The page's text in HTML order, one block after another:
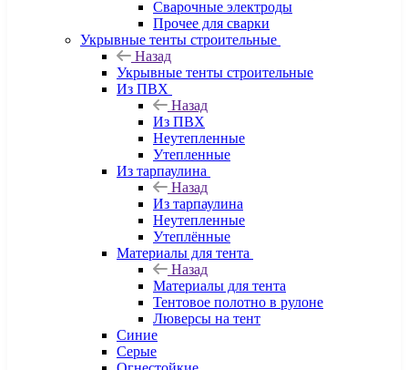
Сварочные электроды
Прочее для сварки
Укрывные тенты строительные
Назад
Укрывные тенты строительные
Из ПВХ
Назад
Из ПВХ
Неутепленные
Утепленные
Из тарпаулина
Назад
Из тарпаулина
Неутепленные
Утеплённые
Материалы для тента
Назад
Материалы для тента
Тентовое полотно в рулоне
Люверсы на тент
Синие
Серые